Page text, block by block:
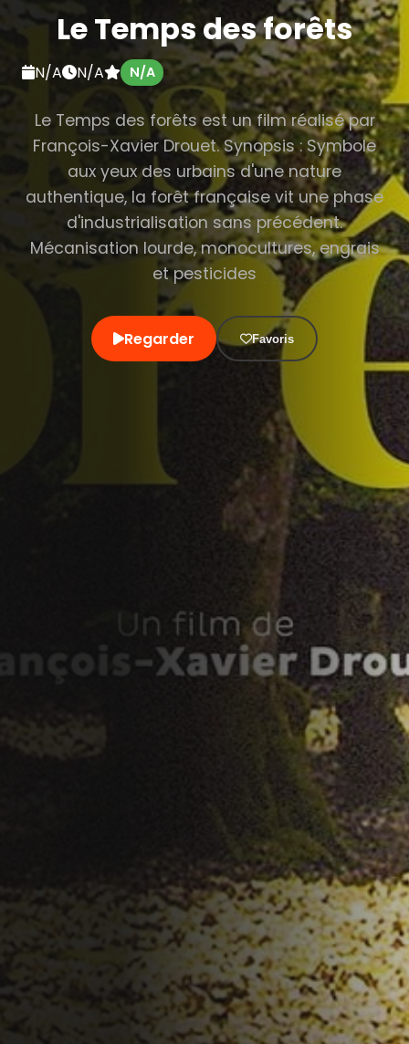
Le Temps des forêts
N/A N/A N/A
Le Temps des forêts est un film réalisé par
François-Xavier Drouet. Synopsis : Symbole
aux yeux des urbains d'une nature
authentique, la forêt française vit une phase
d'industrialisation sans précédent.
Mécanisation lourde, monocultures, engrais
et pesticides
Regarder Favoris